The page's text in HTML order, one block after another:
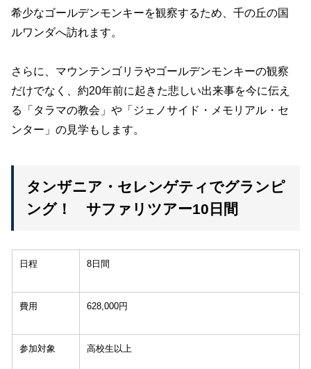
希少なゴールデンモンキーを観察するため、千の丘の国
ルワンダへ訪れます。
さらに、マウンテンゴリラやゴールデンモンキーの観察
だけでなく、約20年前に起きた悲しい出来事を今に伝え
る「タラマの教会」や「ジェノサイド・メモリアル・セ
ンター」の見学もします。
タンザニア・セレンゲティでグランピ
ング！ サファリツアー10日間
日程 8日間
費用 628,000円
参加対象 高校生以上